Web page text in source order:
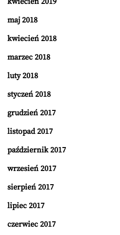
maj 2018
kwiecień 2018
marzec 2018
luty 2018
styczeń 2018
grudzień 2017
listopad 2017
październik 2017
wrzesień 2017
sierpień 2017
lipiec 2017
czerwiec 2017